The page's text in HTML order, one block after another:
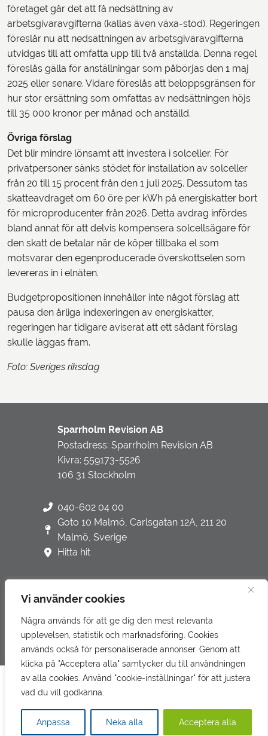
Vi använder cookies
Några används för att ge dig den mest relevanta
upplevelsen, statistik och marknadsföring. Cookies
används också för personaliserade annonser. Genom att
klicka på "Acceptera alla" samtycker du till användningen
av alla cookies. Använd "cookie-inställningar" för att justera
vad du vill godkänna.
Anpassa Neka alla Acceptera alla
företaget går det att få nedsättning av
arbetsgivaravgifterna (kallas även växa-stöd). Regeringen
föreslår nu att nedsättningen av arbetsgivaravgifterna
utvidgas till att omfatta upp till två anställda. Denna regel
föreslås gälla för anställningar som påbörjas den 1 maj
2025 eller senare. Vidare föreslås att beloppsgränsen för
hur stor ersättning som omfattas av nedsättningen höjs
till 35 000 kronor per månad och anställd.
Övriga förslag
Det blir mindre lönsamt att investera i solceller. För
privatpersoner sänks stödet för installation av solceller
från 20 till 15 procent från den 1 juli 2025. Dessutom tas
skatteavdraget om 60 öre per kWh på energiskatter bort
för microproducenter från 2026. Detta avdrag infördes
bland annat för att delvis kompensera solcellsägare för
den skatt de betalar när de köper tillbaka el som
motsvarar den egenproducerade överskottselen som
levereras in i elnäten.
Budgetpropositionen innehåller inte något förslag att
pausa den årliga indexeringen av energiskatter,
regeringen har tidigare aviserat att ett sådant förslag
skulle läggas fram.
Foto: Sveriges riksdag
Sparrholm Revision AB
Postadress: Sparrholm Revision AB
Kivra: 559173-5526
106 31 Stockholm
040-602 04 00
Goto 10 Malmö, Carlsgatan 12A, 211 20
Malmö, Sverige
Hitta hit
Integritetspolicy
Underbiträden
Klagomålshantering
Denna webbplats använder cookies för att förbättra din
upplevelse. Läs mer om vår integritetspolicy här.
GODKÄNN